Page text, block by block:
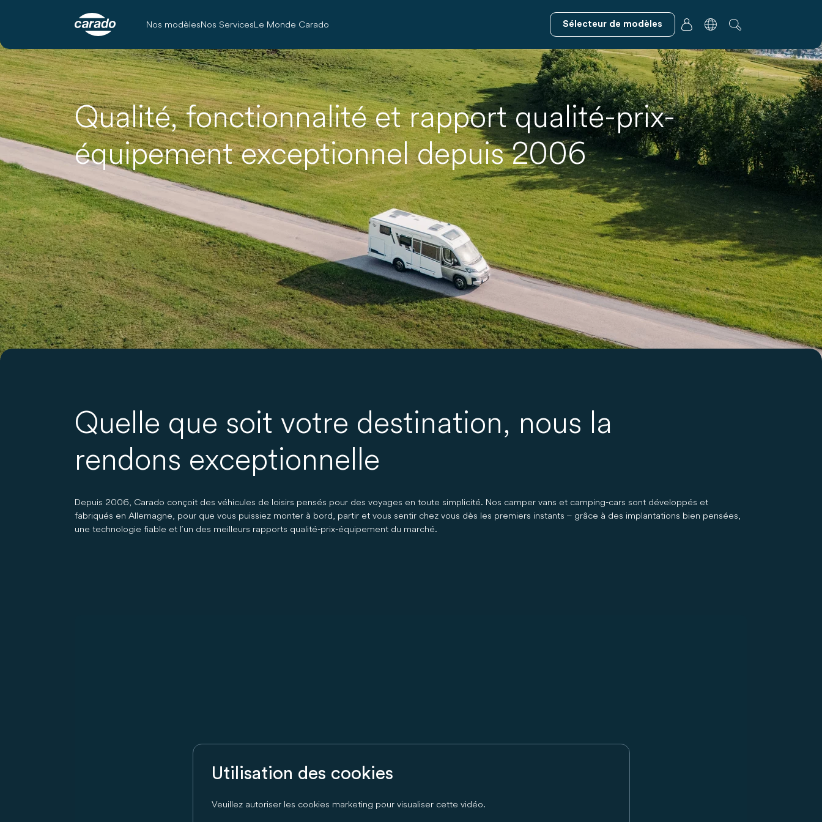
Nos modèlesNos ServicesLe Monde Carado Sélecteur de modèles
Qualité, fonctionnalité et rapport qualité-prix-
équipement exceptionnel depuis 2006
Quelle que soit votre destination, nous la
rendons exceptionnelle
Depuis 2006, Carado conçoit des véhicules de loisirs pensés pour des voyages en toute simplicité. Nos camper vans et camping-cars sont développés et
fabriqués en Allemagne, pour que vous puissiez monter à bord, partir et vous sentir chez vous dès les premiers instants – grâce à des implantations bien pensées,
une technologie fiable et l’un des meilleurs rapports qualité-prix-équipement du marché.
Utilisation des cookies
Veuillez autoriser les cookies marketing pour visualiser cette vidéo.